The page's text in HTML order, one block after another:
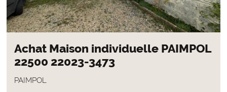
Achat Maison individuelle PAIMPOL
22500 22023-3473
PAIMPOL